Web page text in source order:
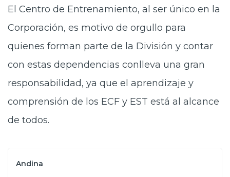
El Centro de Entrenamiento, al ser único en la
Corporación, es motivo de orgullo para
quienes forman parte de la División y contar
con estas dependencias conlleva una gran
responsabilidad, ya que el aprendizaje y
comprensión de los ECF y EST está al alcance
de todos.
Andina